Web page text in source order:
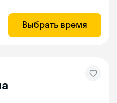
Выбрать время